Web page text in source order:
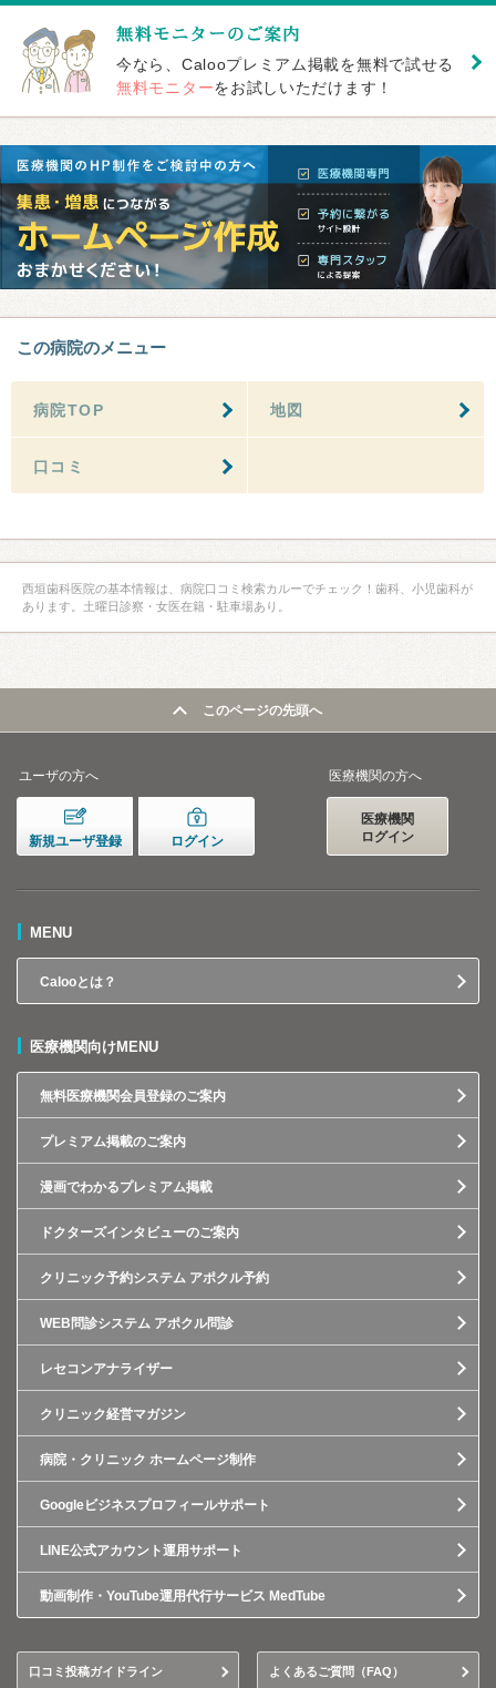
今なら、Calooプレミアム掲載を無料で試せる
無料モニターをお試しいただけます！
この病院のメニュー
病院TOP 地図
口コミ
西垣歯科医院の基本情報は、病院口コミ検索カルーでチェック！歯科、小児歯科が
あります。土曜日診察・女医在籍・駐車場あり。
このページの先頭へ
ユーザの方へ
新規ユーザ登録 ログイン
医療機関の方へ
医療機関
ログイン
MENU
Calooとは？
医療機関向けMENU
無料医療機関会員登録のご案内
プレミアム掲載のご案内
漫画でわかるプレミアム掲載
ドクターズインタビューのご案内
クリニック予約システム アポクル予約
WEB問診システム アポクル問診
レセコンアナライザー
クリニック経営マガジン
病院・クリニック ホームページ制作
Googleビジネスプロフィールサポート
LINE公式アカウント運用サポート
動画制作・YouTube運用代行サービス MedTube
口コミ投稿ガイドライン よくあるご質問（FAQ）